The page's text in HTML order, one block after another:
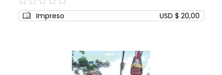
0%
Impreso USD $ 20,00